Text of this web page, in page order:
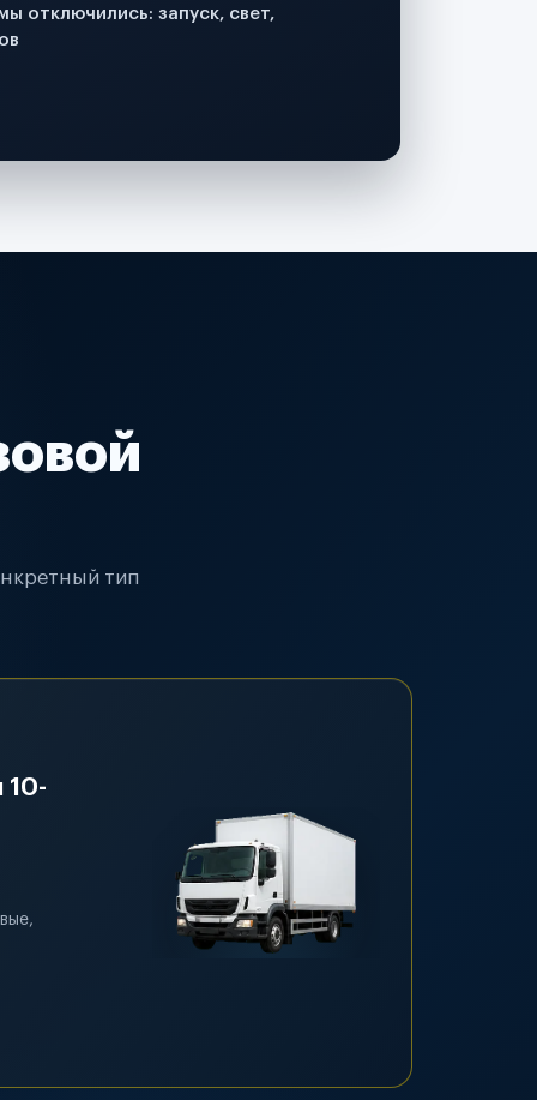
отключились: запуск, свет,
тип
10-